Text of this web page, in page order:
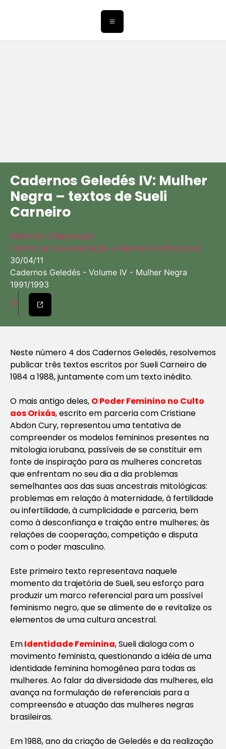
Cadernos Geledés IV: Mulher
Negra – textos de Sueli
Carneiro
Memória e Reparação
Centro de Documentação e Memória Institucional
30/04/11
Cadernos Geledés - Volume IV - Mulher Negra
1991/1993
Neste número 4 dos Cadernos Geledés, resolvemos
publicar três textos escritos por Sueli Carneiro de
1984 a 1988, juntamente com um texto inédito.
O mais antigo deles, O Poder Feminino no Culto
aos Orixás, escrito em parceria com Cristiane
Abdon Cury, representou uma tentativa de
compreender os modelos femininos presentes na
mitologia iorubana, passíveis de se constituir em
fonte de inspiração para as mulheres concretas
que enfrentam no seu dia a dia problemas
semelhantes aos das suas ancestrais mitológicas:
problemas em relação à maternidade, à fertilidade
ou infertilidade, à cumplicidade e parceria, bem
como à desconfiança e traição entre mulheres; às
relações de cooperação, competição e disputa
com o poder masculino.
Este primeiro texto representava naquele
momento da trajetória de Sueli, seu esforço para
produzir um marco referencial para um possível
feminismo negro, que se alimente de e revitalize os
elementos de uma cultura ancestral.
EmIdentidade Feminina, Sueli dialoga com o
movimento feminista, questionando a idéia de uma
identidade feminina homogênea para todas as
mulheres. Ao falar da diversidade das mulheres, ela
avança na formulação de referenciais para a
compreensão e atuação das mulheres negras
brasileiras.
Em 1988, ano da criação de Geledés e da realização